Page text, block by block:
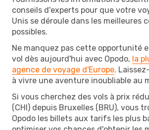
conseils d'experts pour que votre
Unis se déroule dans les meilleures
possibles.
Ne manquez pas cette opportunité
vol dès aujourd'hui avec Opodo, la
agence de voyage d'Europe.
à vivre une aventure inoubliable au
Si vous cherchez des vols à prix
(CHI) depuis Bruxelles (BRU), vous
Opodo les billets aux tarifs les plus